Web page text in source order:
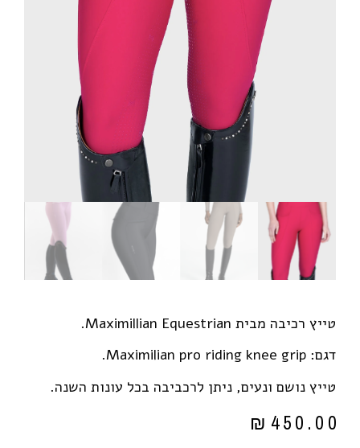
טייץ רכיבה מבית Maximillian Equestrian.
דגם: Maximilian pro riding knee grip.
טייץ נושם ונעים, ניתן לרכביבה בכל עונות השנה.
₪ 450.00